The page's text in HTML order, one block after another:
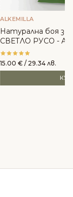
ALKEMILLA
Натурална боя
СВЕТЛО РУСО -
15.00 € / 29.34 лв.